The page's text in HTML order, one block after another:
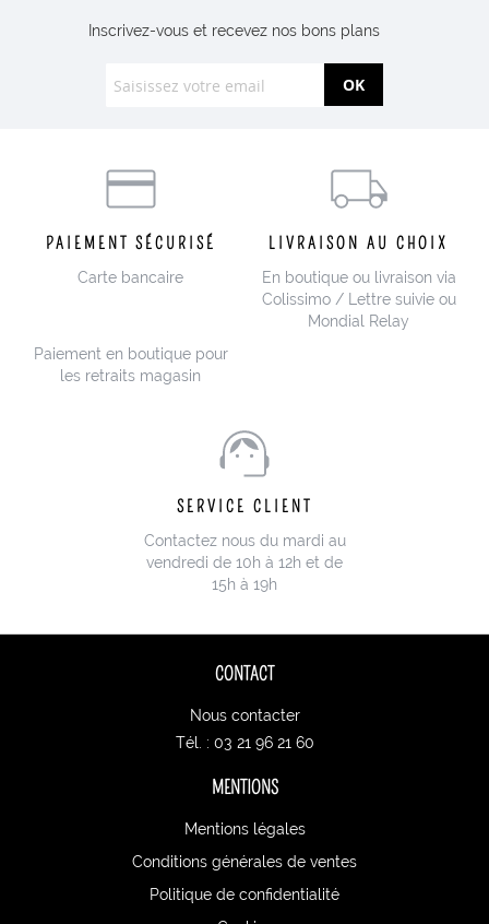
Inscrivez-vous et recevez nos bons plans
OK
PAIEMENT SÉCURISÉ
Carte bancaire
Paiement en boutique pour
les retraits magasin
LIVRAISON AU CHOIX
En boutique ou livraison via
Colissimo / Lettre suivie ou
Mondial Relay
SERVICE CLIENT
Contactez nous du mardi au
vendredi de 10h à 12h et de
15h à 19h
CONTACT
Nous contacter
Tél. : 03 21 96 21 60
MENTIONS
Mentions légales
Conditions générales de ventes
Politique de confidentialité